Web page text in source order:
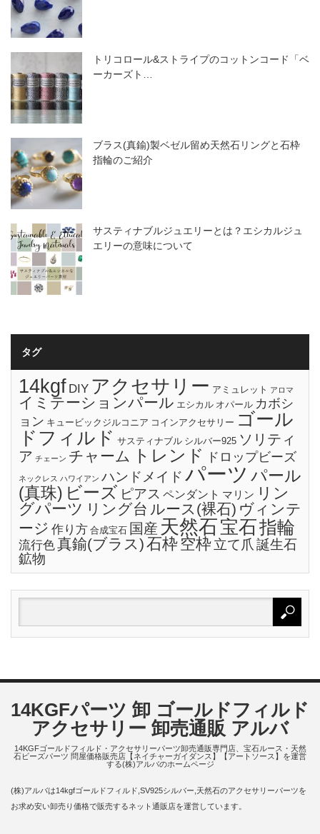
トリコロール&ストライプのコットンコード「ベ
ーカーズト…
ブラス(真鍮)製ベゼル留め天然石リングと石枠
指輪のご紹介
サスティナブルジュエリーとは？エシカルジュ
エリーの意味について
タグ
14kgf DIY アクセサリー アミュレット アロマ
イミテーションパール エシカル オパール カボシ
ョン キュービックジルコニア コインアクセサリー ゴール
ドフィルド サスティナブル シルバー925 ソリティ
ア チェーン チャーム トレンド ドロップビーズ
ネックレス ハワイアン ハンドメイド パーツ パール
(真珠) ビーズ ピアス ペンダント マリン リン
グパーツ リング台 ルース(裸石) ヴィンテ
ージ 作り方 合成宝石 国産 天然石宝石指輪
流行色真鍮(ブラス)石枠 空枠立て爪 誕生石
鉱物
14KGFパーツ 卸 ゴールドフィルド
アクセサリー 卸売通販 アルバ
14KGFゴールドフィルド・アクセサリーパーツ卸売通販専門店、宝石ルース・天然
石ビーズパーツ 問屋価格販売店【ネイチャーガイダンス】【アートソース】を運営
する(株)アルバのホームページ
(株)アルバは14kgfゴールドフィルド,SV925シルバー,天然石のアクセサリーパーツを
お求め安い卸売り価格で販売するネット通販店を運営しています。